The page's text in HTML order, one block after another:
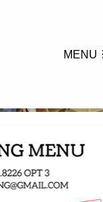
MENU